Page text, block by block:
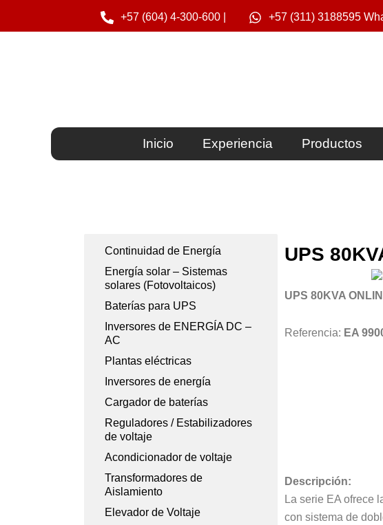
+57 (604) 4-300-600 | +57 (311) 3188595
Inicio Experiencia Productos
Continuidad de Energía
Energía solar – Sistemas
solares (Fotovoltaicos)
Baterías para UPS
Inversores de ENERGÍA DC –
AC
Plantas eléctricas
Inversores de energía
Cargador de baterías
Reguladores / Estabilizadores
de voltaje
Acondicionador de voltaje
Transformadores de
Aislamiento
Elevador de Voltaje
UPS
UPS 80KVA
Referencia: EA
Descripción:
La serie EA ofrece
con sistema de